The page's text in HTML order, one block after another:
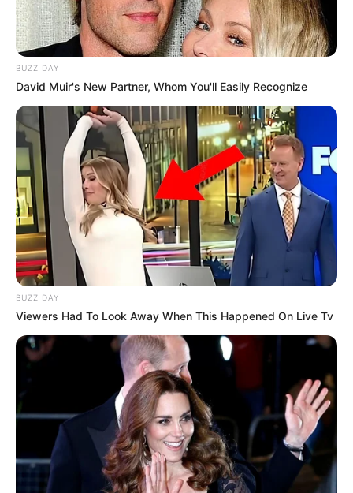
BUZZ DAY
David Muir's New Partner, Whom You'll Easily Recognize
BUZZ DAY
Viewers Had To Look Away When This Happened On Live Tv